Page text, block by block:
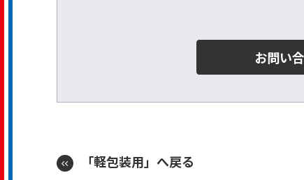
お問い
「軽包装用」へ戻る